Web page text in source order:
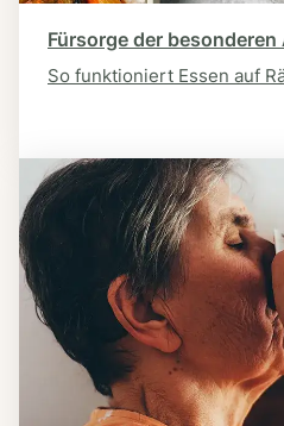
Fürsorge der besonderen
So funktioniert Essen auf